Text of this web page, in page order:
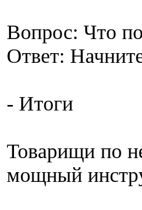
Вопрос: Что
Ответ:
- Итоги
Товарищи по
мощный